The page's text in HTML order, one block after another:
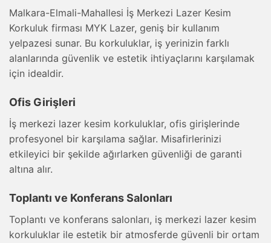
Malkara-Elmali-Mahallesi İş Merkezi Lazer Kesim
Korkuluk firması MYK Lazer, geniş bir kullanım
yelpazesi sunar. Bu korkuluklar, iş yerinizin farklı
alanlarında güvenlik ve estetik ihtiyaçlarını karşılamak
için idealdir.
Ofis Girişleri
İş merkezi lazer kesim korkuluklar, ofis girişlerinde
profesyonel bir karşılama sağlar. Misafirlerinizi
etkileyici bir şekilde ağırlarken güvenliği de garanti
altına alır.
Toplantı ve Konferans Salonları
Toplantı ve konferans salonları, iş merkezi lazer kesim
korkuluklar ile estetik bir atmosferde güvenli bir ortam